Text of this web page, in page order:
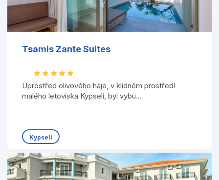
Tsamis Zante Suites
Uprostřed olivového háje, v klidném prostředí
malého letoviska Kypseli, byl vybu...
Kypseli